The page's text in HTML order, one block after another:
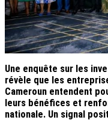
Une enquête sur les
révèle que les
Cameroun entendent
leurs bénéfices et
nationale. Un signal